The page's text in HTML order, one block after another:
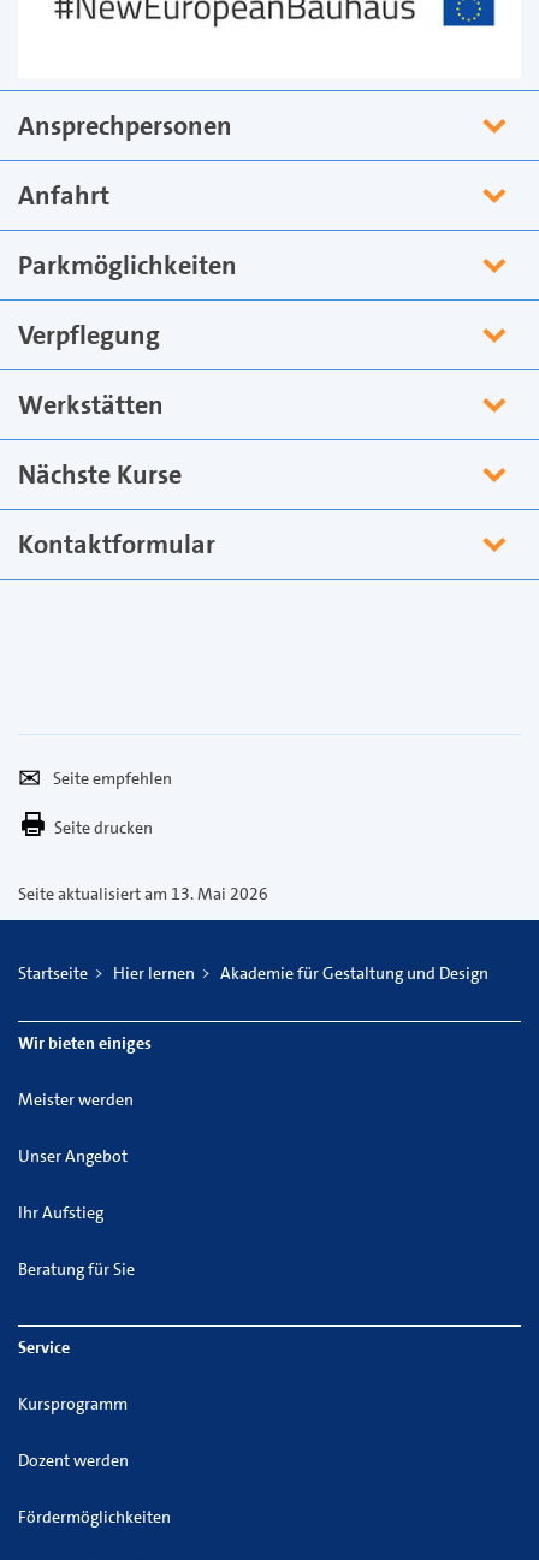
Ansprechpersonen
Anfahrt
Parkmöglichkeiten
Verpflegung
Werkstätten
Nächste Kurse
Kontaktformular
empfehlen
Per
E-
versenden
Seite drucken
Seite aktualisiert am 13. Mai 2026
Startseite Hier lernen Akademie für Gestaltung und Design
Wir bieten einiges
Meister werden
Unser Angebot
Ihr Aufstieg
Beratung für Sie
Service
Kursprogramm
Dozent werden
Fördermöglichkeiten